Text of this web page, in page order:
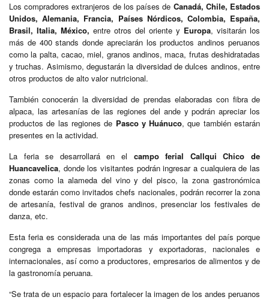
Los compradores extranjeros de los países de Canadá, Chile, Estados
Unidos, Alemania, Francia, Países Nórdicos, Colombia, España,
Brasil, Italia, México, entre otros del oriente y Europa, visitarán los
más de 400 stands donde apreciarán los productos andinos peruanos
como la palta, cacao, miel, granos andinos, maca, frutas deshidratadas
y truchas. Asimismo, degustarán la diversidad de dulces andinos, entre
otros productos de alto valor nutricional.
También conocerán la diversidad de prendas elaboradas con fibra de
alpaca, las artesanías de las regiones del ande y podrán apreciar los
productos de las regiones de Pasco y Huánuco, que también estarán
presentes en la actividad.
La feria se desarrollará en el campo ferial Callqui Chico de
Huancavelica, donde los visitantes podrán ingresar a cualquiera de las
zonas como la alameda del vino y del pisco, la zona gastronómica
donde estarán como invitados chefs nacionales, podrán recorrer la zona
de artesanía, festival de granos andinos, presenciar los festivales de
danza, etc.
Esta feria es considerada una de las más importantes del país porque
congrega a empresas importadoras y exportadoras, nacionales e
internacionales, así como a productores, empresarios de alimentos y de
la gastronomía peruana.
“Se trata de un espacio para fortalecer la imagen de los andes peruanos